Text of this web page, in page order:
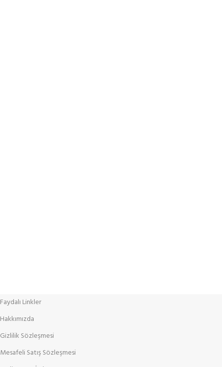
Faydalı Linkler
Hakkımızda
Gizlilik Sözleşmesi
Mesafeli Satış Sözleşmesi